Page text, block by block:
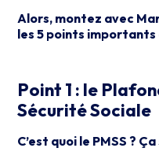
Alors, montez avec
les 5 points importants
Point 1 : le
Sécurité Sociale
C’est quoi le PMSS ?